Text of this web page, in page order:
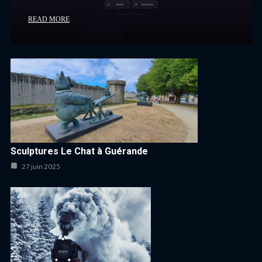
READ MORE
Sculptures Le Chat à Guérande
27 juin 2025